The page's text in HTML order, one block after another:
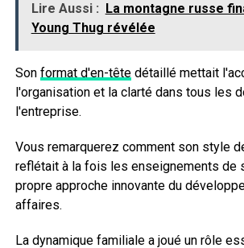
Lire Aussi : La montagne russe
Young Thug révélée
Son format d'en-têtedétaillé mettait
l'organisation et la clarté dans tous les
l'entreprise.
Vous remarquerez comment son style
reflétait à la fois les enseignements de
propre approche innovante du
affaires.
La dynamique familiale a joué un rôle